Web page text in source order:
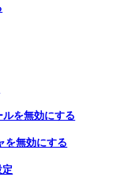
を無効にする
を無効にする